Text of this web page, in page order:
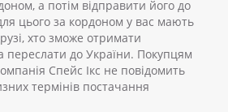
а потім відправити його до
цього за кордоном у вас мають
хто зможе отримати
переслати до України. Покупцям
Спейс Ікс не повідомить
термінів постачання